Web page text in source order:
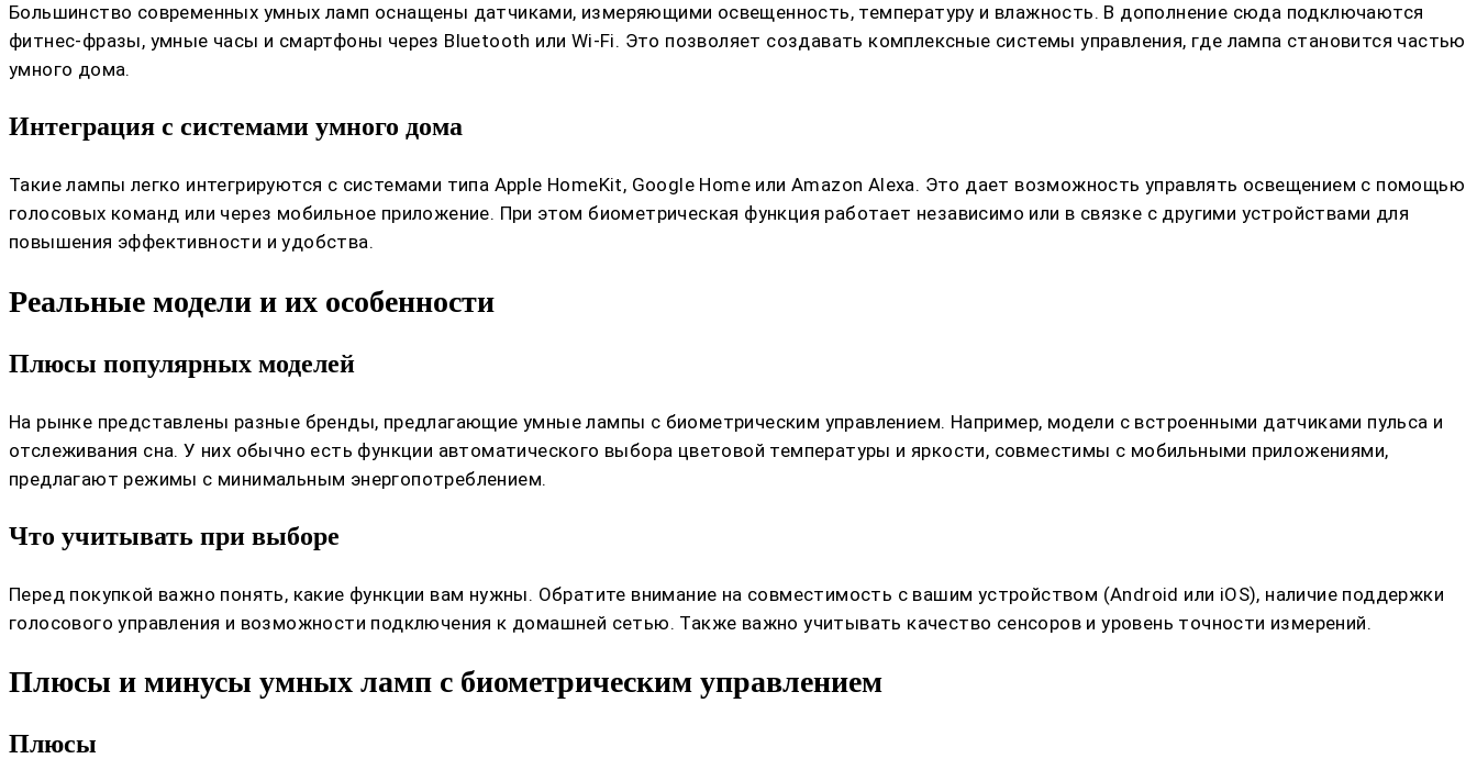
Большинство современных умных ламп оснащены датчиками, измеряющими освещенность, температуру и влажность. В дополнение сюда подключаются
фитнес-фразы, умные часы и смартфоны через Bluetooth или Wi-Fi. Это позволяет создавать комплексные системы управления, где лампа становится частью
умного дома.
Интеграция с системами умного дома
Такие лампы легко интегрируются с системами типа Apple HomeKit, Google Home или Amazon Alexa. Это дает возможность управлять освещением с помощью
голосовых команд или через мобильное приложение. При этом биометрическая функция работает независимо или в связке с другими устройствами для
повышения эффективности и удобства.
Реальные модели и их особенности
Плюсы популярных моделей
На рынке представлены разные бренды, предлагающие умные лампы с биометрическим управлением. Например, модели с встроенными датчиками пульса и
отслеживания сна. У них обычно есть функции автоматического выбора цветовой температуры и яркости, совместимы с мобильными приложениями,
предлагают режимы с минимальным энергопотреблением.
Что учитывать при выборе
Перед покупкой важно понять, какие функции вам нужны. Обратите внимание на совместимость с вашим устройством (Android или iOS), наличие поддержки
голосового управления и возможности подключения к домашней сетью. Также важно учитывать качество сенсоров и уровень точности измерений.
Плюсы и минусы умных ламп с биометрическим управлением
Плюсы